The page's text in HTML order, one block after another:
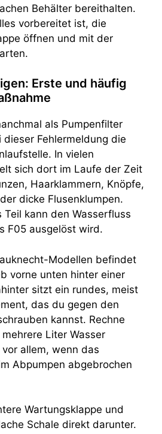
Behälter bereithalten.
vorbereitet ist, die
öffnen und mit der
Erste und häufig
als Pumpenfilter
Fehlermeldung die
In vielen
sich dort im Laufe der Zeit
Haarklammern, Knöpfe,
dicke Flusenklumpen.
Teil kann den Wasserfluss
F05 ausgelöst wird.
Modellen befindet
vorne unten hinter einer
sitzt ein rundes, meist
das du gegen den
kannst. Rechne
Liter Wasser
allem, wenn das
Abpumpen abgebrochen
Wartungsklappe und
Schale direkt darunter.